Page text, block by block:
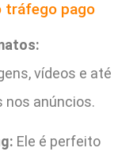
tráfego pago
vídeos e até
nos anúncios.
Ele é perfeito